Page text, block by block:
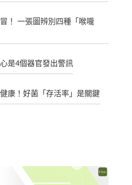
！ 一張圖辨別四種「喉嚨
是4個器官發出警訊
康！好菌「存活率」是關鍵